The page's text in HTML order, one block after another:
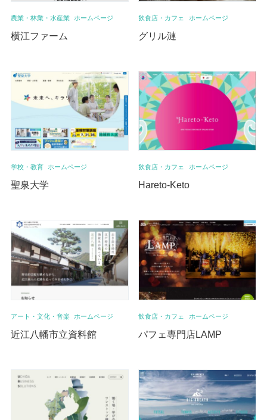
農業・林業・水産業 ホームページ
横江ファーム
飲食店・カフェ ホームページ
グリル漣
学校・教育 ホームページ
聖泉大学
飲食店・カフェ ホームページ
Hareto-Keto
アート・文化・音楽 ホームページ
近江八幡市立資料館
飲食店・カフェ ホームページ
パフェ専門店LAMP